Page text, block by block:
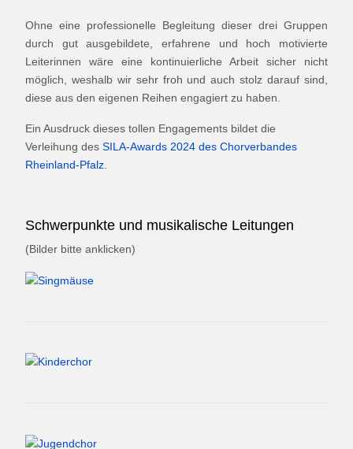
Ohne eine professionelle Begleitung dieser drei Gruppen
durch gut ausgebildete, erfahrene und hoch motivierte
Leiterinnen wäre eine kontinuierliche Arbeit sicher nicht
möglich, weshalb wir sehr froh und auch stolz darauf sind,
diese aus den eigenen Reihen engagiert zu haben.
Ein Ausdruck dieses tollen Engagements bildet die
Verleihung des SILA-Awards 2024 des Chorverbandes
Rheinland-Pfalz
Schwerpunkte und musikalische Leitungen
(Bilder bitte anklicken)